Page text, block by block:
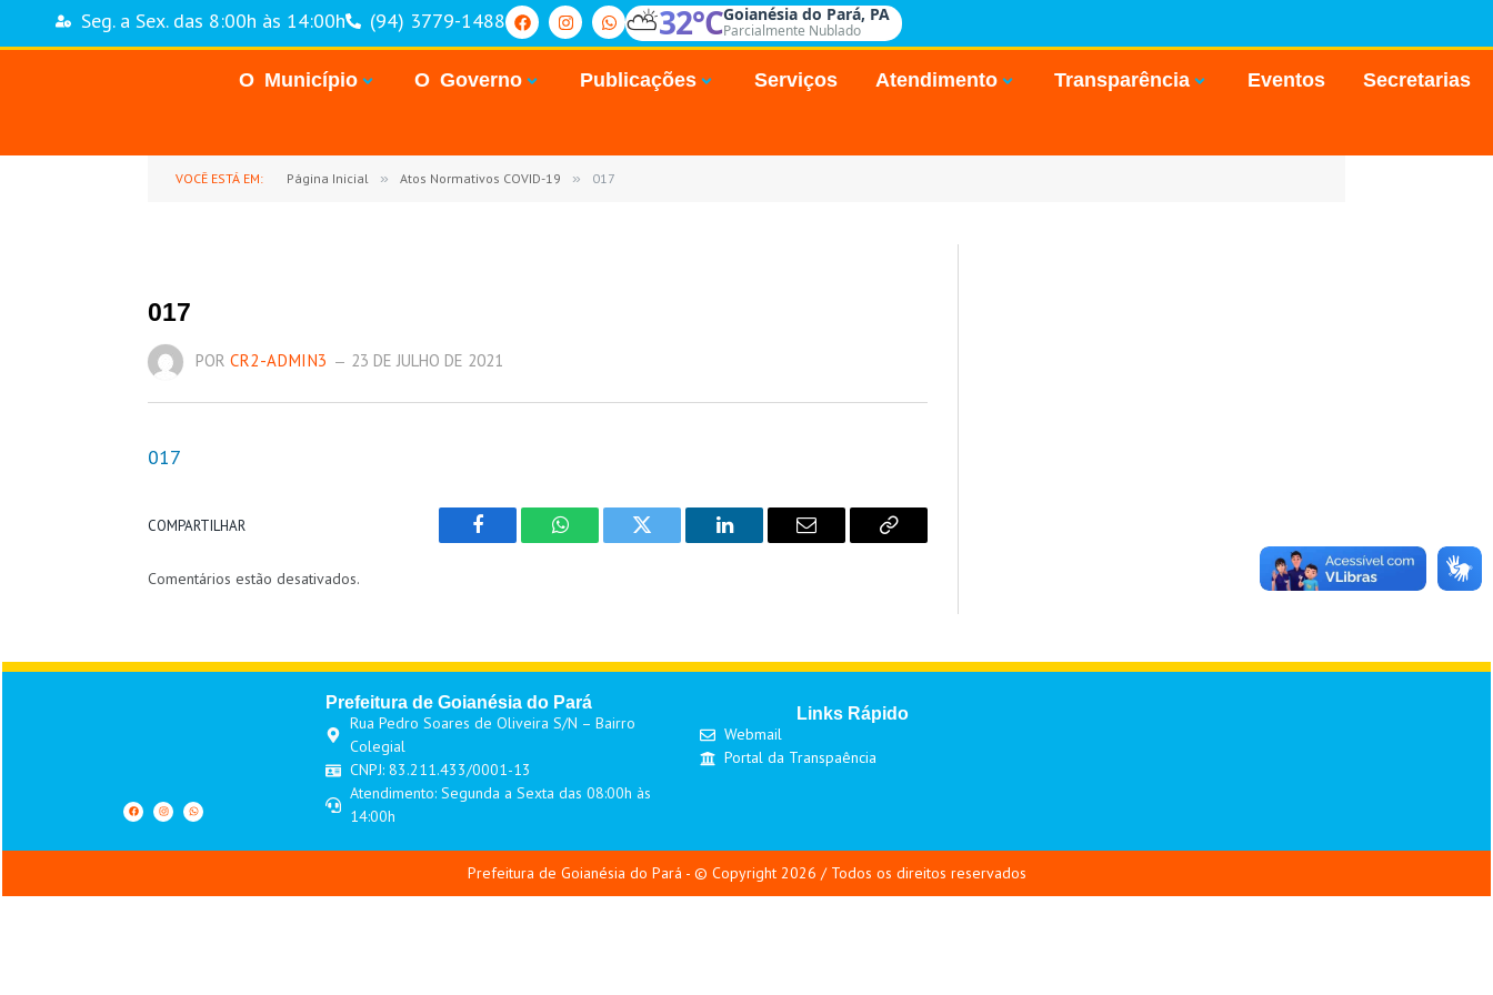
Seg. a Sex. das 8:00h às 14:00h (94) 3779-1488 ⛅32°CGoianésia do Pará, PA
Parcialmente Nublado
O Município O Governo Publicações Serviços Atendimento Transparência Eventos Secretarias
VOCÊ ESTÁ EM: Página Inicial » Atos Normativos COVID-19 » 017
017
POR CR2-ADMIN3 23 DE JULHO DE 2021
017
COMPARTILHAR
Facebook WhatsAppTwitter LinkedIn Email
Copy
Comentários estão desativados.
Prefeitura de Goianésia do Pará
Rua Pedro Soares de Oliveira S/N – Bairro
Colegial
CNPJ: 83.211.433/0001-13
Atendimento: Segunda a Sexta das 08:00h às
14:00h
Links Rápido
Webmail
Portal da Transpaência
Prefeitura de Goianésia do Pará - © Copyright 2026 / Todos os direitos reservados